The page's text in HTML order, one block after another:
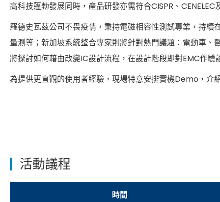
高科技蓬勃發展同時，產品研發亦需符合CISPR、
羅德史瓦茲公司不畏疫情，秉持電磁相容性測試專業，持
量測等；新加坡系統整合專家則將針對熱門議題：電動車
將探討如何藉由改變IC設計流程，在設計階段即對EMC作
為提供更直觀的使用者經驗，現場特意安排實機Demo，介
活動議程
時間